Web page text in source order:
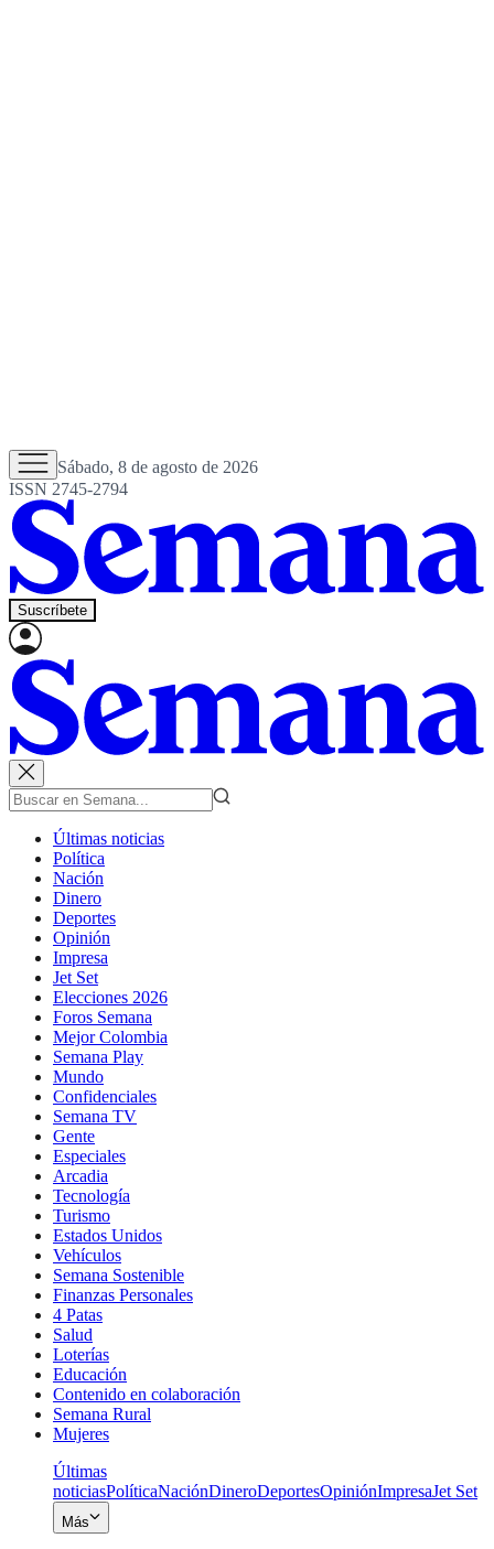
Sábado, 8 de agosto de 2026
ISSN 2745-2794
Suscríbete
Últimas noticias
Política
Nación
Dinero
Deportes
Opinión
Impresa
Jet Set
Elecciones 2026
Foros Semana
Mejor Colombia
Semana Play
Mundo
Confidenciales
Semana TV
Gente
Especiales
Arcadia
Tecnología
Turismo
Estados Unidos
Vehículos
Semana Sostenible
Finanzas Personales
4 Patas
Salud
Loterías
Educación
Contenido en colaboración
Semana Rural
Mujeres
Últimas
noticiasPolíticaNaciónDineroDeportesOpiniónImpresaJet Set
Más